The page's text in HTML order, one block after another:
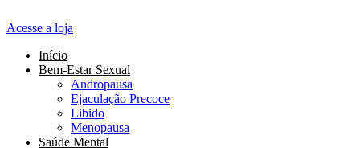
Acesse a loja
Início
Bem-Estar Sexual
Andropausa
Ejaculação Precoce
Libido
Menopausa
Saúde Mental